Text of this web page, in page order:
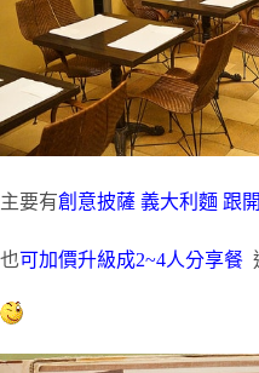
主要有創意披薩 義大利麵 跟
也可加價升級成2~4人分享餐